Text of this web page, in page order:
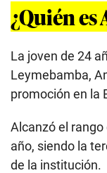
¿Quién es
La joven de 24
Leymebamba,
promoción en la
Alcanzó el rango
año, siendo la
de la institución.